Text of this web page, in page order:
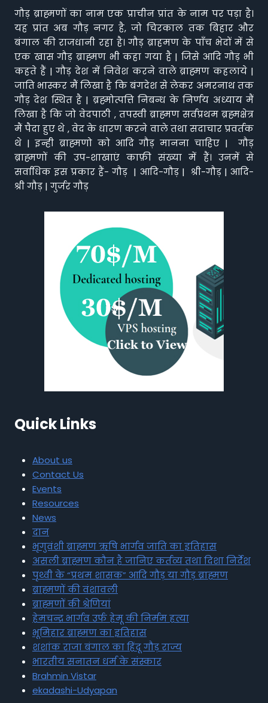
गौड़ ब्राह्मणों का नाम एक प्राचीन प्रांत के नाम पर पड़ा है।
यह प्रांत अब गौड़ नगर है, जो चिरकाल तक बिहार और
बंगाल की राजधानी रहा है। गौड़ ब्राहमण के पाँच भेदों में से
एक खास गौड़ ब्राह्मण भी कहा गया है | जिसे आदि गौड़ भी
कहते हैं | गौड़ देश में निवेश करने वाले ब्राह्मण कहलाये |
जाति भास्कर मैं लिखा है कि बंगदेश से लेकर अमरनाथ तक
गौड़ देश स्थित है | ब्रह्मोत्पत्ति निबन्ध के निर्णय अध्याय मैं
लिखा है कि जो वेदपाठी , तपस्वी ब्राह्मण सर्वप्रथम ब्रह्मक्षेत्र
मैं पैदा हुए थे , वेद के धारण करने वाले तथा सदाचार प्रवर्तक
थे | इन्ही ब्राह्मणो को आदि गौड़ मानना चाहिए | गौड़
ब्राह्मणों की उप-शाखाएं काफ़ी संख्या में हैं। उनमें से
सर्वाधिक इस प्रकार हैं- गौड़ | आदि-गौड़ | श्री-गौड़ | आदि-
श्री गौड़ | गुर्जर गौड़
Quick Links
About us
Contact Us
Events
Resources
News
दान
भृगुवंशी ब्राह्मण ऋषि भार्गव जाति का इतिहास
असली ब्राह्मण कौन है जानिए कर्तव्य तथा दिशा निर्देश
पृथ्वी के “प्रथम शासक” आदि गौड़ या गौड़ ब्राह्मण
ब्राह्मणों की वंशावली
ब्राह्मणों की श्रेणियां
हेमचन्द्र भार्गव उर्फ हेमू की निर्मम हत्या
भूमिहार ब्राह्मण का इतिहास
शशांक राजा बंगाल का हिंदू गौड़ राज्य
भारतीय सनातन धर्म के संस्कार
Brahmin Vistar
ekadashi-Udyapan